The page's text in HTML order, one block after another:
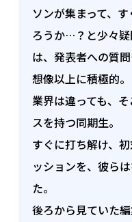
ソンが集まって、
ろうか…？と少々疑
は、発表者への質
想像以上に積極的。
業界は違っても、
スを持つ同期生。
すぐに打ち解け、
ッションを、彼ら
た。
後ろから見ていた